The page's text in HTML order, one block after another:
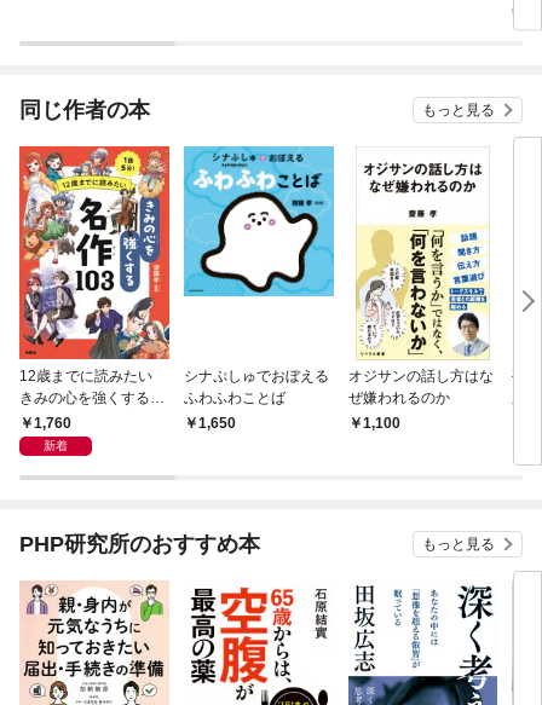
年
ベ
同じ作者の本 もっと見る
12歳までに読みたい
きみの心を強くする名
作103
1,760
新着
シナぷしゅでおぼえる
ふわふわことば
1,650
オジサンの話し方はな
ぜ嫌われるのか
1,100
孤
PHP研究所のおすすめ本 もっと見る